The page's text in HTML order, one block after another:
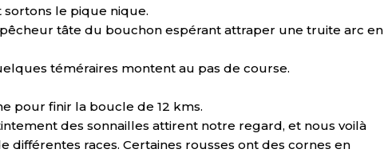
le pique nique.
tâte du bouchon espérant attraper une truite arc en
téméraires montent au pas de course.
pour finir la boucle de 12 kms.
des sonnailles attirent notre regard, et nous voilà
différentes races. Certaines rousses ont des cornes en